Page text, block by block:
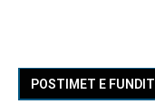
POSTIMET E FUNDIT